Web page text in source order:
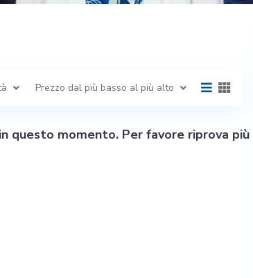
Prezzo dal più basso al più alto
questo momento. Per favore riprova più